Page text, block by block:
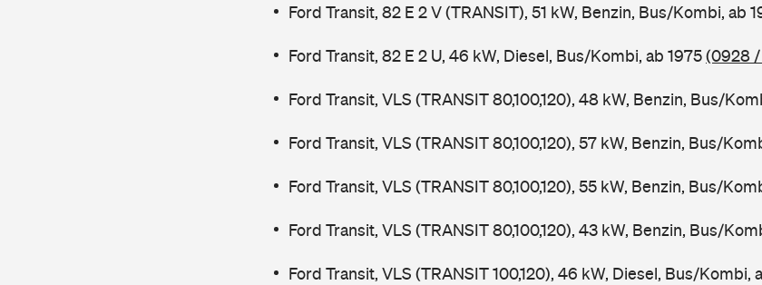
Ford Transit, 82 E 2 V (TRANSIT), 51 kW, Benzin, Bus/Kombi, ab
Ford Transit, 82 E 2 U, 46 kW, Diesel, Bus/Kombi, ab 1975(0928 /
Ford Transit, VLS (TRANSIT 80,100,120), 48 kW, Benzin, Bus/
Ford Transit, VLS (TRANSIT 80,100,120), 57 kW, Benzin, Bus/
Ford Transit, VLS (TRANSIT 80,100,120), 55 kW, Benzin, Bus/
Ford Transit, VLS (TRANSIT 80,100,120), 43 kW, Benzin, Bus/
Ford Transit, VLS (TRANSIT 100,120), 46 kW, Diesel, Bus/Kombi,